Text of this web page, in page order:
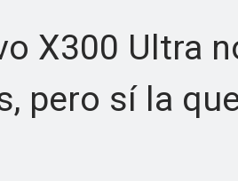
Ultra
pero sí la